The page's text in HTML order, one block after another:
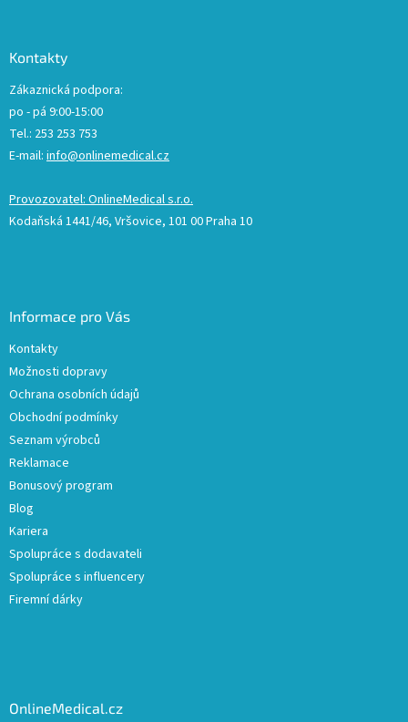
Kontakty
Zákaznická podpora:
po - pá 9:00-15:00
Tel.: 253 253 753
E-mail: info@onlinemedical.cz
Provozovatel: OnlineMedical s.r.o.
Kodaňská 1441/46, Vršovice, 101 00 Praha 10
Informace pro Vás
Kontakty
Možnosti dopravy
Ochrana osobních údajů
Obchodní podmínky
Seznam výrobců
Reklamace
Bonusový program
Blog
Kariera
Spolupráce s dodavateli
Spolupráce s influencery
Firemní dárky
OnlineMedical.cz